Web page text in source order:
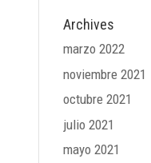
Archives
marzo 2022
noviembre 2021
octubre 2021
julio 2021
mayo 2021